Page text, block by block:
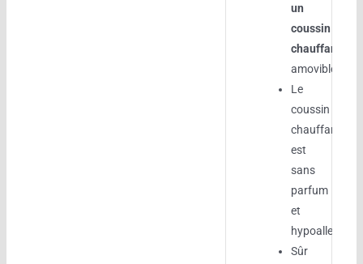
un
coussin
chauffant
amovible
Le
coussin
chauffant
est
sans
parfum
et
Sûr